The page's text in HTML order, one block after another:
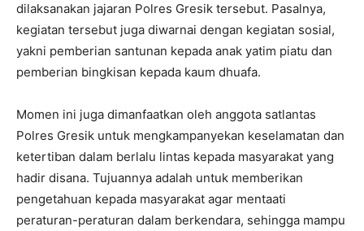
dilaksanakan jajaran Polres Gresik tersebut. Pasalnya,
kegiatan tersebut juga diwarnai dengan kegiatan sosial,
yakni pemberian santunan kepada anak yatim piatu dan
pemberian bingkisan kepada kaum dhuafa.
Momen ini juga dimanfaatkan oleh anggota satlantas
Polres Gresik untuk mengkampanyekan keselamatan dan
ketertiban dalam berlalu lintas kepada masyarakat yang
hadir disana. Tujuannya adalah untuk memberikan
pengetahuan kepada masyarakat agar mentaati
peraturan-peraturan dalam berkendara, sehingga mampu